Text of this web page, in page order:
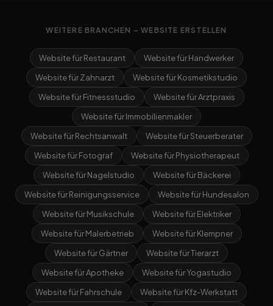
WEITERE BRANCHEN – WEBSITE ERSTELLEN
Website für Restaurant
Website für Handwerker
Website für Zahnarzt
Website für Kosmetikstudio
Website für Fitnessstudio
Website für Arztpraxis
Website für Immobilienmakler
Website für Rechtsanwalt
Website für Steuerberater
Website für Fotograf
Website für Physiotherapeut
Website für Nagelstudio
Website für Bäckerei
Website für Reinigungsservice
Website für Hundesalon
Website für Musikschule
Website für Elektriker
Website für Malerbetrieb
Website für Klempner
Website für Gärtner
Website für Tierarzt
Website für Apotheke
Website für Yogastudio
Website für Fahrschule
Website für Kfz-Werkstatt